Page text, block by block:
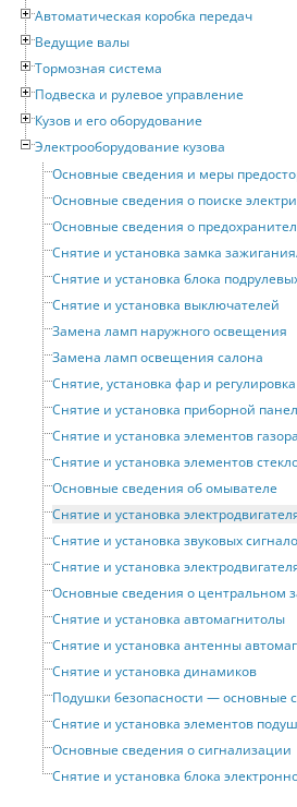
Автоматическая коробка передач
Ведущие валы
Тормозная система
Подвеска и рулевое управление
Кузов и его оборудование
Электрооборудование кузова
Основные сведения и меры
Основные сведения о поиске
Снятие и установка замка
Снятие и установка блока
Снятие и установка выключателей
Замена ламп наружного освещения
Замена ламп освещения салона
Снятие, установка фар и
Снятие и установка приборной
Снятие и установка элементов
Основные сведения об омывателе
Снятие и установка звуковых
Снятие и установка
Основные сведения о центральном
Снятие и установка автомагнитолы
Снятие и установка антенны
Снятие и установка динамиков
Снятие и установка элементов
Основные сведения о сигнализации